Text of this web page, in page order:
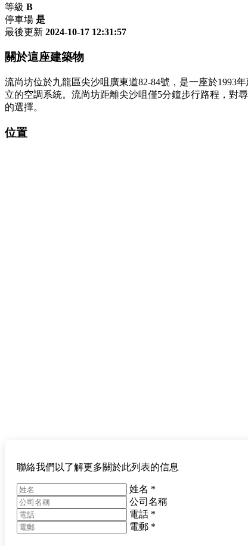
等級 B
停車場 是
最後更新 2024-10-17 12:31:57
關於這座建築物
流尚坊位於九龍區尖沙咀廣東道82-84號，是一座於1993
立的空調系統。流尚坊距離尖沙咀僅5分鐘步行路程，對
的選擇。
位置
聯絡我們以了解更多關於此列表的信息
姓名 *
公司名稱
電話 *
電郵 *